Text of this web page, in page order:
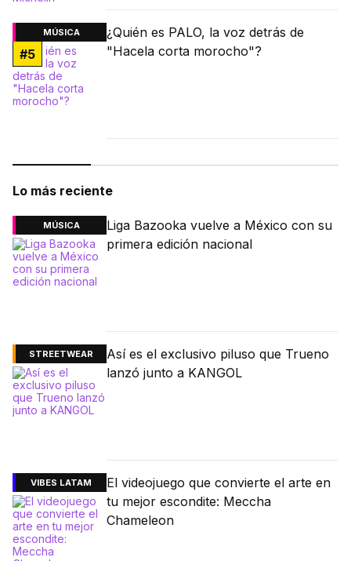
MÚSICA
#5
¿Quién es PALO, la voz detrás de
"Hacela corta morocho"?
Lo más reciente
MÚSICA
Liga Bazooka vuelve a México con su
primera edición nacional
STREETWEAR
Así es el exclusivo piluso que Trueno
lanzó junto a KANGOL
VIBES LATAM
El videojuego que convierte el arte en
tu mejor escondite: Meccha
Chameleon